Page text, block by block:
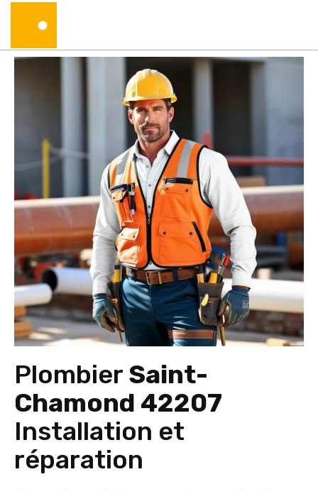
Plombier Saint-
Chamond 42207
Installation et
réparation